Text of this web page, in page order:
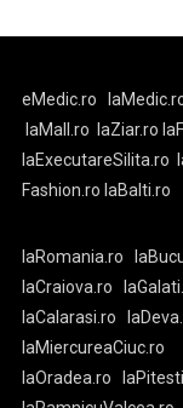
eMedic.ro
laMall.ro
laZiar.ro
laExecutareSilita.ro
Fashion.ro laBalti.ro
laRomania.ro
laCraiova.ro
laCalarasi.ro
laMiercureaCiuc.ro
laOradea.ro